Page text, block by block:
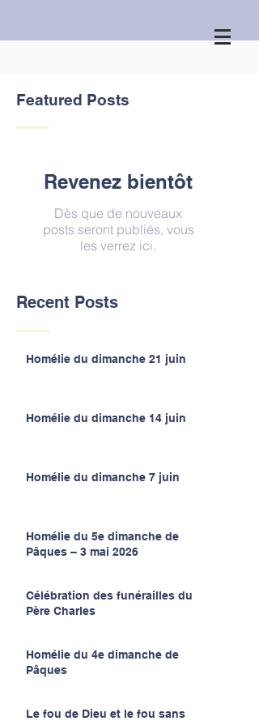
Featured Posts
Revenez bientôt
Dès que de nouveaux
posts seront publiés, vous
les verrez ici.
Recent Posts
Homélie du dimanche 21 juin
Homélie du dimanche 14 juin
Homélie du dimanche 7 juin
Homélie du 5e dimanche de
Pâques – 3 mai 2026
Célébration des funérailles du
Père Charles
Homélie du 4e dimanche de
Pâques
Le fou de Dieu et le fou sans